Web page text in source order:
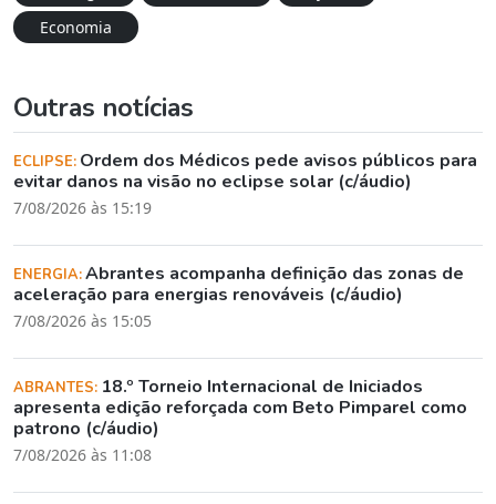
Economia
Outras notícias
ECLIPSE: Ordem dos Médicos pede avisos públicos para
evitar danos na visão no eclipse solar (c/áudio)
7/08/2026 às 15:19
ENERGIA:Abrantes acompanha definição das zonas de
aceleração para energias renováveis (c/áudio)
7/08/2026 às 15:05
ABRANTES: 18.º Torneio Internacional de Iniciados
apresenta edição reforçada com Beto Pimparel como
patrono (c/áudio)
7/08/2026 às 11:08